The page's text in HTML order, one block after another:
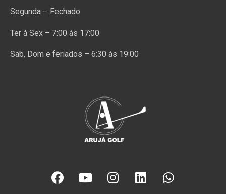
Segunda – Fechado
Ter á Sex – 7:00 às 17:00
Sab, Dom e feriados – 6:30 às 19:00